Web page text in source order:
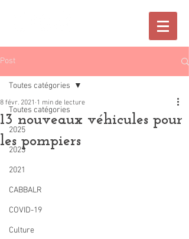
Post
Toutes catégories
2025
2023
2021
CABBALR
COVID-19
Culture
Toutes catégories
13 nouveaux véhicules pour
les pompiers
8 févr. 2021 1 min de lecture